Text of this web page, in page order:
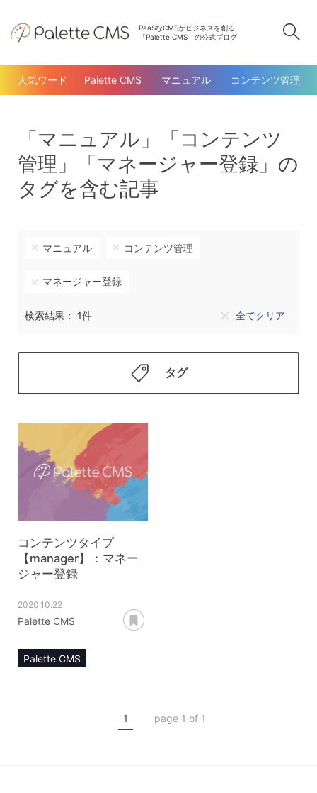
PaaSなCMSがビジネスを創る
「Palette CMS」の公式ブログ
人気ワード Palette CMS マニュアル コンテンツ管理
「マニュアル」「コンテンツ
管理」「マネージャー登録」の
タグを含む記事
マニュアル コンテンツ管理
マネージャー登録
検索結果： 1件 全てクリア
タグ
コンテンツタイプ
【manager】：マネー
ジャー登録
2020.10.22
Palette CMS
Palette CMS
コンテンツタイプ【manager】
1 page 1 of 1